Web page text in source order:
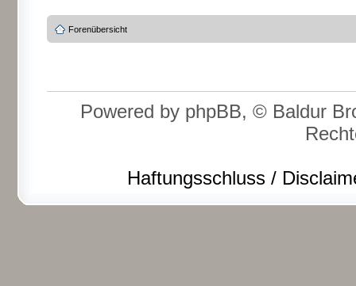
Forenübersicht
Powered by phpBB, © Baldur
Haftungsschluss /